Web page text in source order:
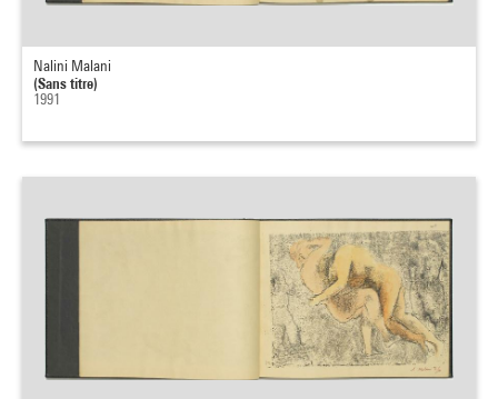
Nalini Malani
(Sans titre)
1991